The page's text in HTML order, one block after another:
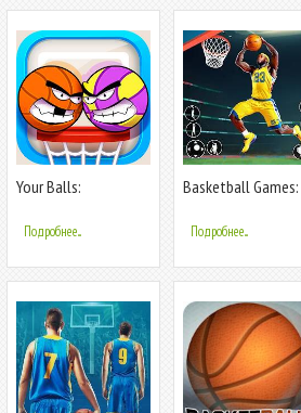
Your Balls:
Подробнее...
Basketball Games:
Подробнее...